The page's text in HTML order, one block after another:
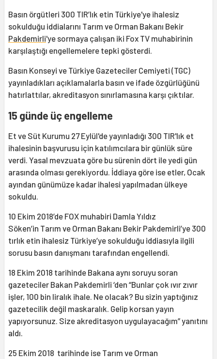
Basın örgütleri 300 TIR’lık etin Türkiye'ye ihalesiz
sokulduğu iddialarını Tarım ve Orman Bakanı Bekir
Pakdemirli'ye sormaya çalışan iki Fox TV muhabirinin
karşılaştığı engellemelere tepki gösterdi.
Basın Konseyi ve Türkiye Gazeteciler Cemiyeti (TGC)
yayınladıkları açıklamalarla basın ve ifade özgürlüğünü
hatırlattılar, akreditasyon sınırlamasına karşı çıktılar.
15 günde üç engelleme
Et ve Süt Kurumu 27 Eylül'de yayınladığı 300 TIR'lık et
ihalesinin başvurusu için katılımcılara bir günlük süre
verdi. Yasal mevzuata göre bu sürenin dört ile yedi gün
arasında olması gerekiyordu. İddiaya göre ise etler, Ocak
ayından günümüze kadar ihalesi yapılmadan ülkeye
sokuldu.
10 Ekim 2018’de FOX muhabiri Damla Yıldız
Söken’in Tarım ve Orman Bakanı Bekir Pakdemirli’ye 300
tırlık etin ihalesiz Türkiye’ye sokulduğu iddiasıyla ilgili
sorusu basın danışmanı tarafından engellendi.
18 Ekim 2018 tarihinde Bakana aynı soruyu soran
gazeteciler Bakan Pakdemirli ‘den “Bunlar çok ıvır zıvır
işler, 100 bin liralık ihale. Ne olacak? Bu sizin yaptığınız
gazetecilik değil maskaralık. Gelip korsan yayın
yapıyorsunuz. Size akreditasyon uygulayacağım” yanıtını
aldı.
25 Ekim 2018 tarihinde ise Tarım ve Orman